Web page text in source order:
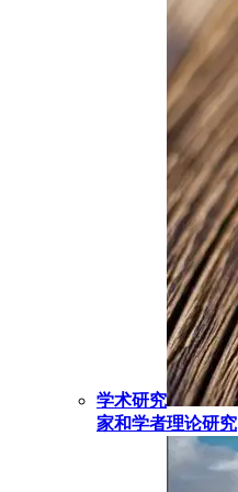
学术研究
家和学者理论研究